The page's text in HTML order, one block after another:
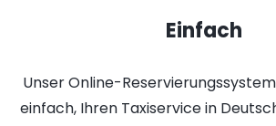
Einfach
Unser Online-
einfach, Ihren Taxiservice in